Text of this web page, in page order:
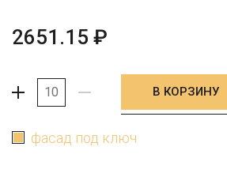
2651.15 ₽
-
+ В КОРЗИНУ
фасад под ключ